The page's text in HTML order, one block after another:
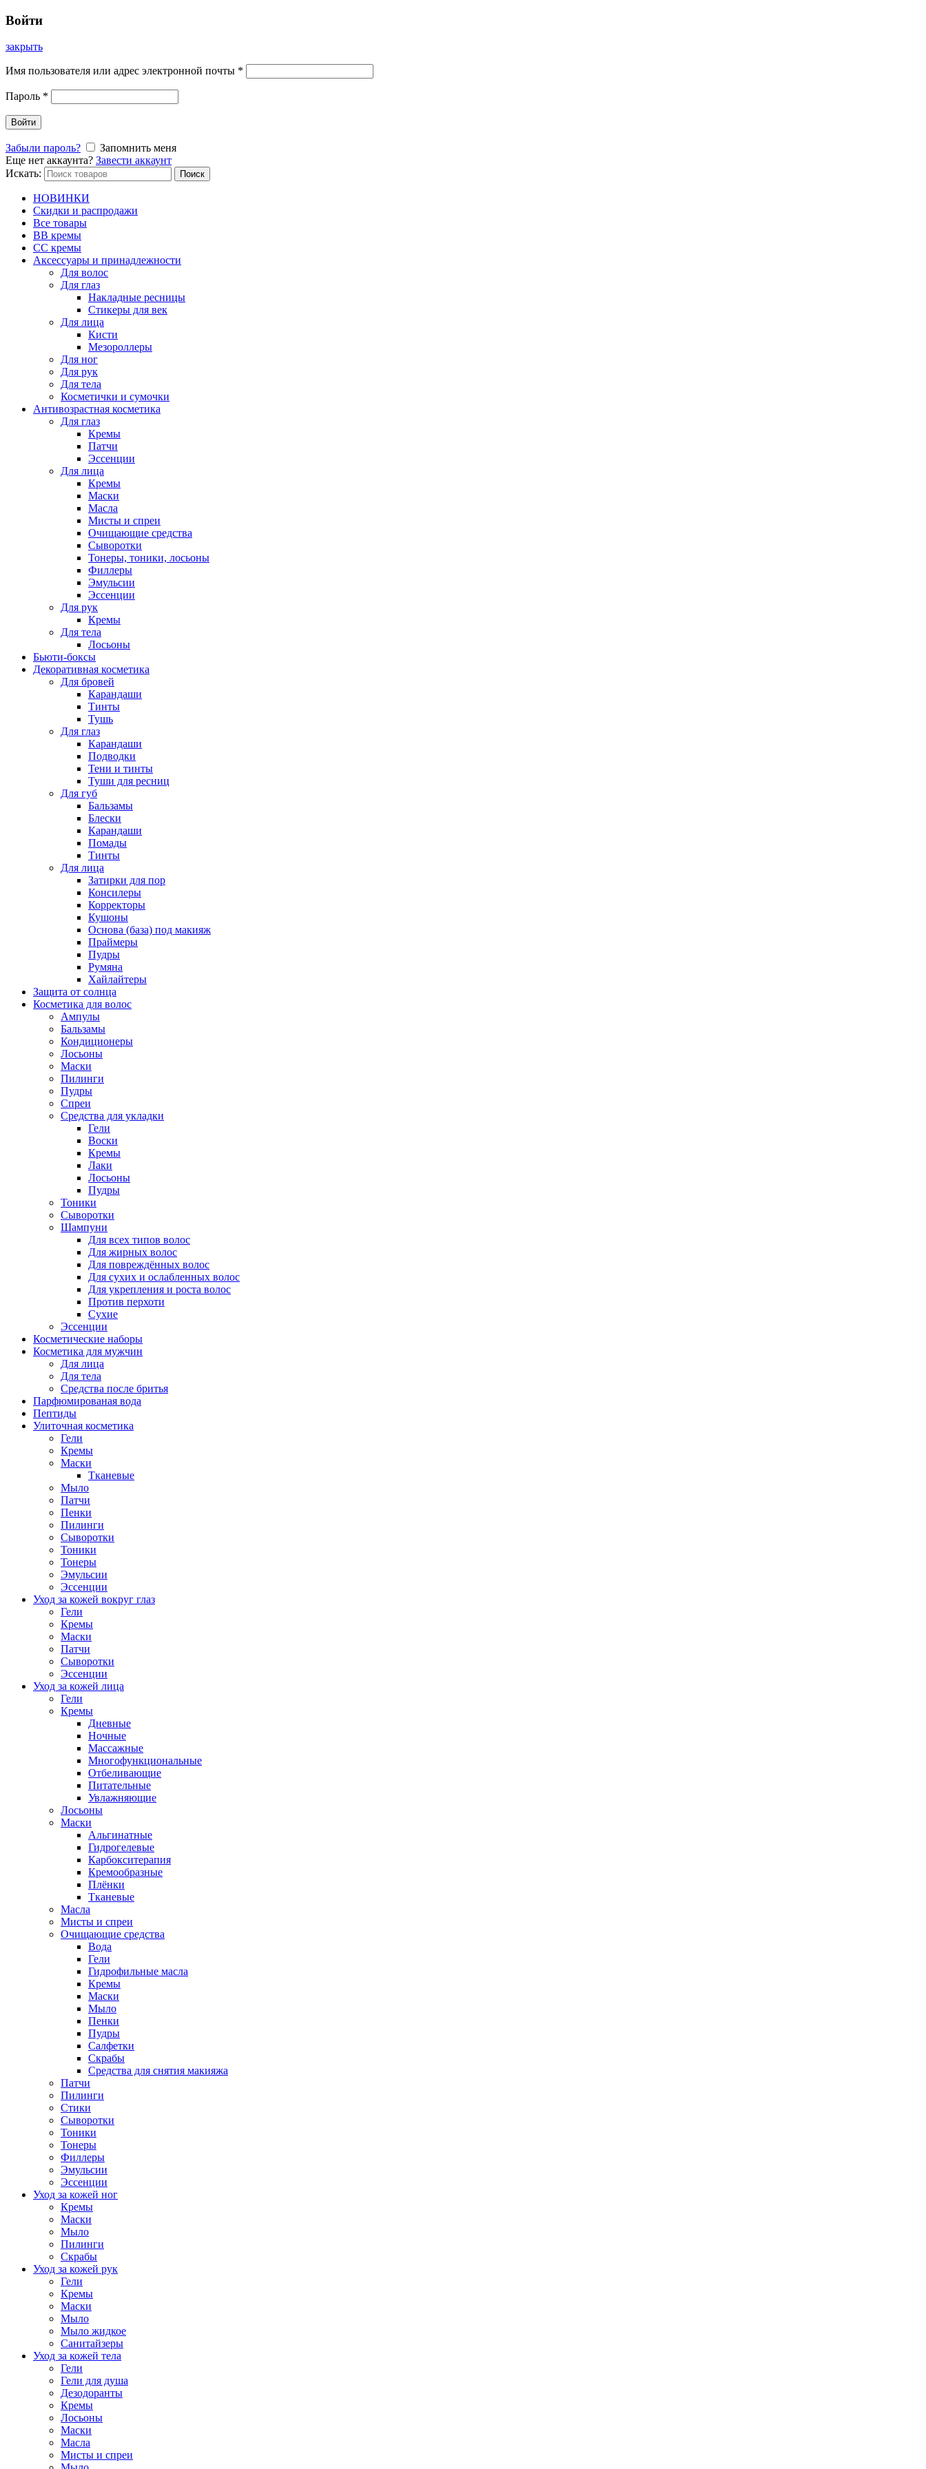
Войти
закрыть
Имя пользователя или адрес электронной почты *
Пароль *
Войти
Забыли пароль?
Запомнить меня
Еще нет аккаунта? Завести аккаунт
Искать:
Поиск
НОВИНКИ
Скидки и распродажи
Все товары
BB кремы
CC кремы
Аксессуары и принадлежности
Для волос
Для глаз
Накладные ресницы
Стикеры для век
Для лица
Кисти
Мезороллеры
Для ног
Для рук
Для тела
Косметички и сумочки
Антивозрастная косметика
Для глаз
Кремы
Патчи
Эссенции
Для лица
Кремы
Маски
Масла
Мисты и спреи
Очищающие средства
Сыворотки
Тонеры, тоники, лосьоны
Филлеры
Эмульсии
Эссенции
Для рук
Кремы
Для тела
Лосьоны
Бьюти-боксы
Декоративная косметика
Для бровей
Карандаши
Тинты
Тушь
Для глаз
Карандаши
Подводки
Тени и тинты
Туши для ресниц
Для губ
Бальзамы
Блески
Карандаши
Помады
Тинты
Для лица
Затирки для пор
Консилеры
Корректоры
Кушоны
Основа (база) под макияж
Праймеры
Пудры
Румяна
Хайлайтеры
Защита от солнца
Косметика для волос
Ампулы
Бальзамы
Кондиционеры
Лосьоны
Маски
Пилинги
Пудры
Спреи
Средства для укладки
Гели
Воски
Кремы
Лаки
Лосьоны
Пудры
Тоники
Сыворотки
Шампуни
Для всех типов волос
Для жирных волос
Для повреждённых волос
Для сухих и ослабленных волос
Для укрепления и роста волос
Против перхоти
Сухие
Эссенции
Косметические наборы
Косметика для мужчин
Для лица
Для тела
Средства после бритья
Парфюмированая вода
Пептиды
Улиточная косметика
Гели
Кремы
Маски
Тканевые
Мыло
Патчи
Пенки
Пилинги
Сыворотки
Тоники
Тонеры
Эмульсии
Эссенции
Уход за кожей вокруг глаз
Гели
Кремы
Маски
Патчи
Сыворотки
Эссенции
Уход за кожей лица
Гели
Кремы
Дневные
Ночные
Массажные
Многофункциональные
Отбеливающие
Питательные
Увлажняющие
Лосьоны
Маски
Альгинатные
Гидрогелевые
Карбокситерапия
Кремообразные
Плёнки
Тканевые
Масла
Мисты и спреи
Очищающие средства
Вода
Гели
Гидрофильные масла
Кремы
Маски
Мыло
Пенки
Пудры
Салфетки
Скрабы
Средства для снятия макияжа
Патчи
Пилинги
Стики
Сыворотки
Тоники
Тонеры
Филлеры
Эмульсии
Эссенции
Уход за кожей ног
Кремы
Маски
Мыло
Пилинги
Скрабы
Уход за кожей рук
Гели
Кремы
Маски
Мыло
Мыло жидкое
Санитайзеры
Уход за кожей тела
Гели
Гели для душа
Дезодоранты
Кремы
Лосьоны
Маски
Масла
Мисты и спреи